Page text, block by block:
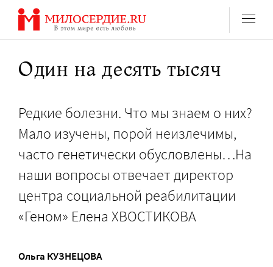
Перейти
содержанию
Один на десять тысяч
Редкие болезни. Что мы знаем о них?
Мало изучены, порой неизлечимы,
часто генетически обусловлены…На
наши вопросы отвечает директор
центра социальной реабилитации
«Геном» Елена ХВОСТИКОВА
Ольга КУЗНЕЦОВА